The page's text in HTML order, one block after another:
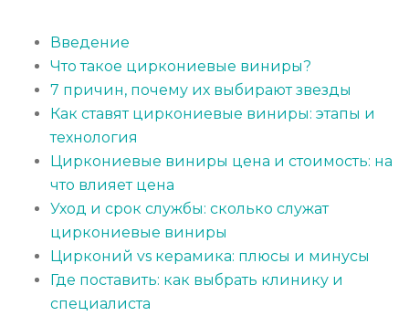
Введение
Что такое циркониевые виниры?
7 причин, почему их выбирают звезды
Как ставят циркониевые виниры: этапы и
технология
Циркониевые виниры цена и стоимость: на
что влияет цена
Уход и срок службы: сколько служат
циркониевые виниры
Цирконий vs керамика: плюсы и минусы
Где поставить: как выбрать клинику и
специалиста